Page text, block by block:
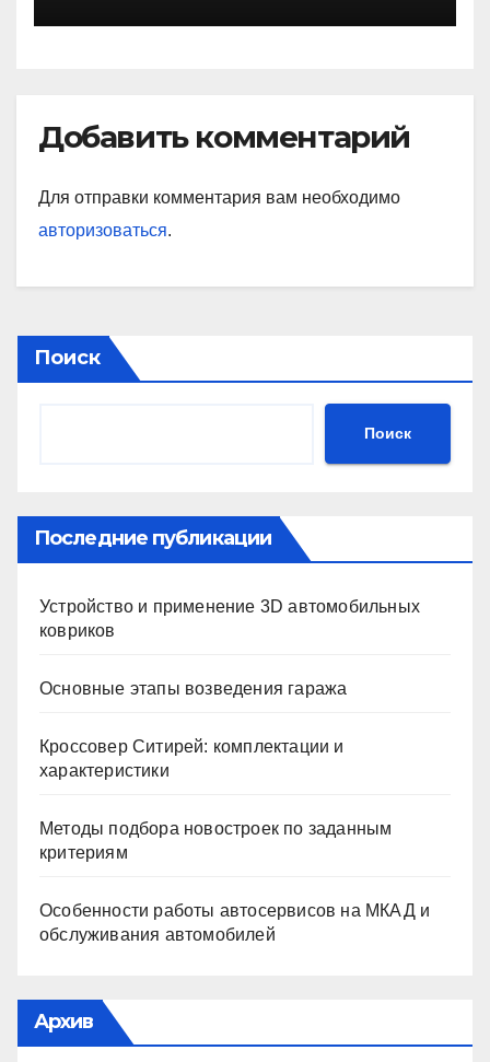
Добавить комментарий
Для отправки комментария вам необходимо
авторизоваться.
Поиск
Поиск
Последние публикации
Устройство и применение 3D автомобильных
ковриков
Основные этапы возведения гаража
Кроссовер Ситирей: комплектации и
характеристики
Методы подбора новостроек по заданным
критериям
Особенности работы автосервисов на МКАД и
обслуживания автомобилей
Архив